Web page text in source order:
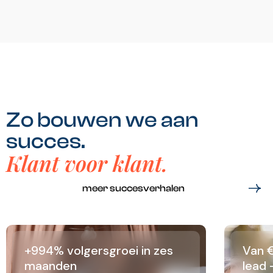
Zo bouwen we aan
succes.
Klant voor klant.
meer succesverhalen
+994% volgersgroei in zes
maanden
Van
lead